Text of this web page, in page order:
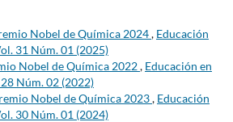
Nobel de Química 2024, Educación
31 Núm. 01 (2025)
Nobel de Química 2022, Educación en
Núm. 02 (2022)
Nobel de Química 2023, Educación
30 Núm. 01 (2024)